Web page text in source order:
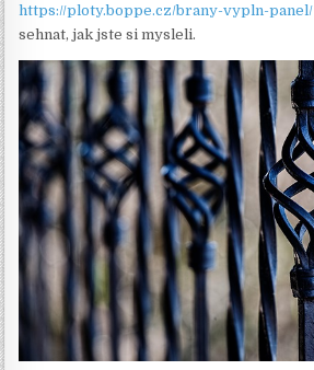
https://ploty.boppe.cz/brany-vypln-panel/
sehnat, jak jste si mysleli.